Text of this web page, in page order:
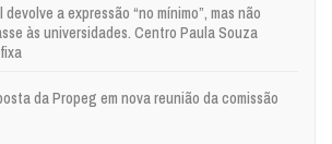
devolve a expressão “no mínimo”, mas não
às universidades. Centro Paula Souza
da Propeg em nova reunião da comissão